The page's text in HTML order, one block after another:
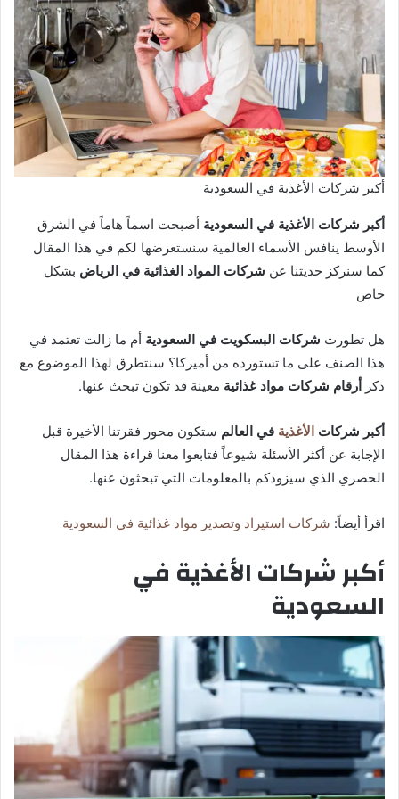
أكبر شركات الأغذية في السعودية
أكبر شركات الأغذية في السعودية أصبحت اسماً هاماً في الشرق
الأوسط ينافس الأسماء العالمية سنستعرضها لكم في هذا المقال
كما سنركز حديثنا عن شركات المواد الغذائية في الرياض بشكل
خاص
هل تطورت شركات البسكويت في السعودية أم ما زالت تعتمد في
هذا الصنف على ما تستورده من أميركا؟ سنتطرق لهذا الموضوع مع
ذكر أرقام شركات مواد غذائية معينة قد تكون تبحث عنها.
أكبر شركات الأغذية في العالم ستكون محور فقرتنا الأخيرة قبل
الإجابة عن أكثر الأسئلة شيوعاً فتابعوا معنا قراءة هذا المقال
الحصري الذي سيزودكم بالمعلومات التي تبحثون عنها.
اقرأ أيضاً: شركات استيراد وتصدير مواد غذائية في السعودية
أكبر شركات الأغذية في
السعودية